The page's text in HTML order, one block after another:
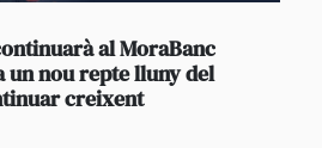
al MoraBanc
nou repte lluny del
creixent